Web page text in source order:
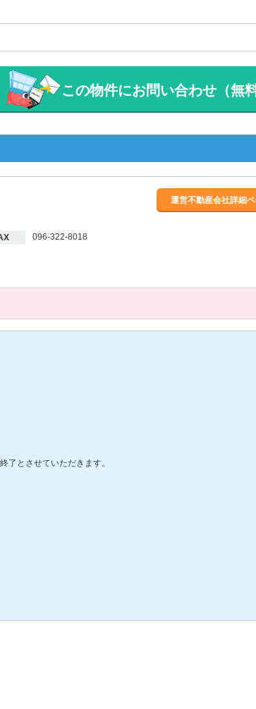
この物件にお問い合わせ（無料
096-322-8018
運営不動産会社詳細
了とさせていただきます。